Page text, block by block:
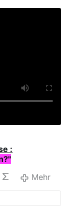
:
Mehr